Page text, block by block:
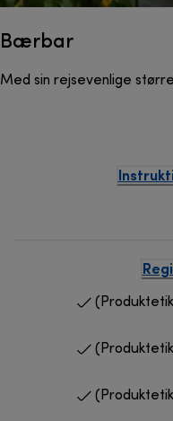
Bærbar
Med sin rejsevenlige